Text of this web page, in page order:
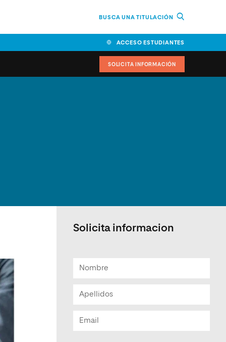
BUSCA UNA TITULACIÓN
ACCESO ESTUDIANTES
SOLICITA INFORMACIÓN
Solicita informacion